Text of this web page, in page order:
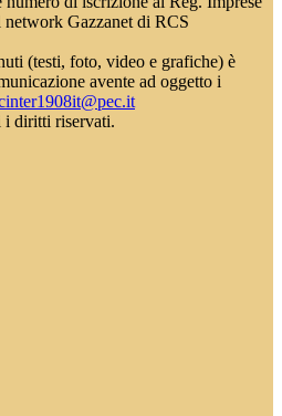
Gazzanet di RCS
(testi, foto, video e grafiche) è
avente ad oggetto i
diritti riservati.